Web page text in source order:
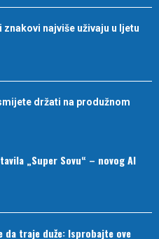
najviše uživaju u ljetu
držati na produžnom
„Super Sovu“ – novog AI
da traje duže: Isprobajte ove